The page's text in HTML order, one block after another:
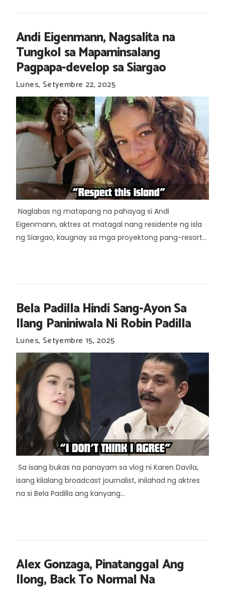
Andi Eigenmann, Nagsalita na
Tungkol sa Mapaminsalang
Pagpapa-develop sa Siargao
Lunes, Setyembre 22, 2025
Naglabas ng matapang na pahayag si Andi
Eigenmann, aktres at matagal nang residente ng isla
ng Siargao, kaugnay sa mga proyektong pang-resort...
Bela Padilla Hindi Sang-Ayon Sa
Ilang Paniniwala Ni Robin Padilla
Lunes, Setyembre 15, 2025
Sa isang bukas na panayam sa vlog ni Karen Davila,
isang kilalang broadcast journalist, inilahad ng aktres
na si Bela Padilla ang kanyang...
Alex Gonzaga, Pinatanggal Ang
Ilong, Back To Normal Na